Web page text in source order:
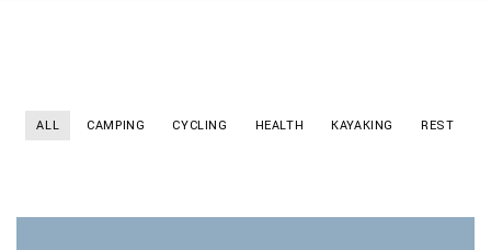
ALL CAMPING CYCLING HEALTH KAYAKING REST